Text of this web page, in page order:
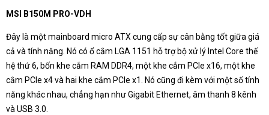
MSI B150M PRO-VDH
Đây là một mainboard micro ATX cung cấp sự cân bằng tốt giữa giá
cả và tính năng. Nó có ổ cắm LGA 1151 hỗ trợ bộ xử lý Intel Core thế
hệ thứ 6, bốn khe cắm RAM DDR4, một khe cắm PCIe x16, một khe
cắm PCIe x4 và hai khe cắm PCIe x1. Nó cũng đi kèm với một số tính
năng khác nhau, chẳng hạn như Gigabit Ethernet, âm thanh 8 kênh
và USB 3.0.